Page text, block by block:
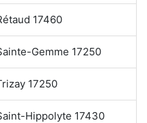
17460
Gemme 17250
17250
Hippolyte 17430